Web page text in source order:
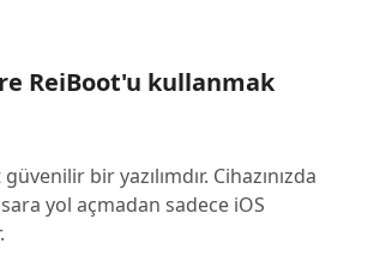
ReiBoot'u kullanmak
bir yazılımdır. Cihazınızda
yol açmadan sadece iOS